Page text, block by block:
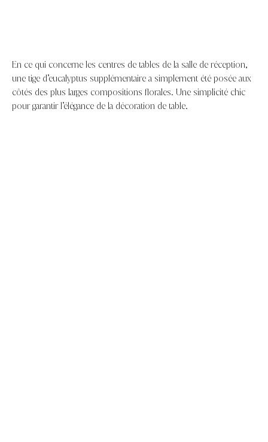
En ce qui concerne les centres de tables de la salle de réception,
une tige d’eucalyptus supplémentaire a simplement été posée aux
côtés des plus larges compositions florales. Une simplicité chic
pour garantir l’élégance de la décoration de table.